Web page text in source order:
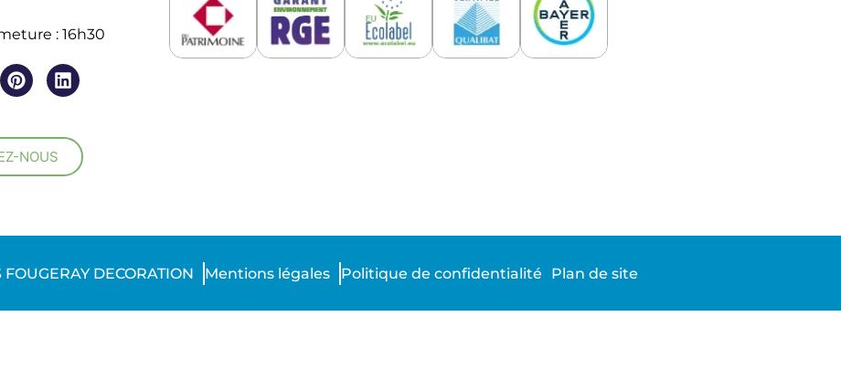
: 16h30
NOUS
FOUGERAY DECORATION Mentions légales Politique de confidentialité Plan de site